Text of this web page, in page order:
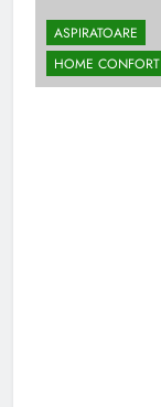
ASPIRATOARE
HOME CONFORT